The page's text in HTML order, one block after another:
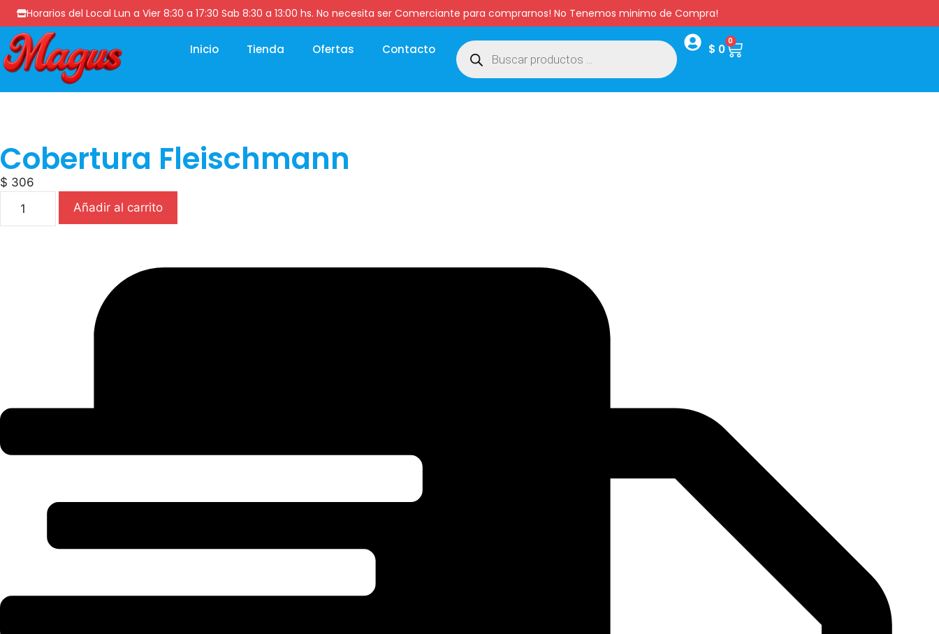
Horarios del Local Lun a Vier 8:30 a 17:30 Sab 8:30 a 13:00 hs. No necesita ser Comerciante para comprarnos! No Tenemos minimo de Compra!
Inicio Tienda Ofertas Contacto $ 0
0
Cobertura Fleischmann
$ 306
Añadir al carrito